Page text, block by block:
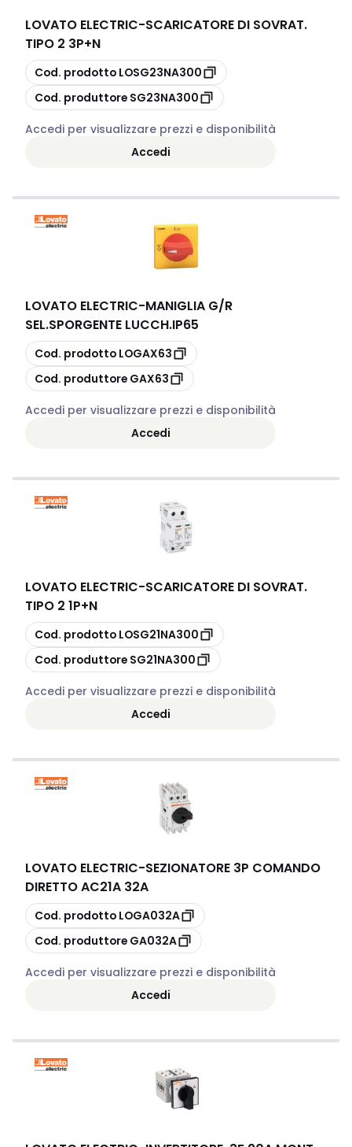
LOVATO ELECTRIC-SCARICATORE DI SOVRAT.
TIPO 2 3P+N
copia
Cod. prodotto LOSG23NA300
copia
Cod. produttore SG23NA300
Accedi per visualizzare prezzi e disponibilità
Accedi
LOVATO ELECTRIC-MANIGLIA G/R
SEL.SPORGENTE LUCCH.IP65
copia
Cod. prodotto LOGAX63
copia
Cod. produttore GAX63
Accedi per visualizzare prezzi e disponibilità
Accedi
LOVATO ELECTRIC-SCARICATORE DI SOVRAT.
TIPO 2 1P+N
copia
Cod. prodotto LOSG21NA300
copia
Cod. produttore SG21NA300
Accedi per visualizzare prezzi e disponibilità
Accedi
LOVATO ELECTRIC-SEZIONATORE 3P COMANDO
DIRETTO AC21A 32A
copia
Cod. prodotto LOGA032A
copia
Cod. produttore GA032A
Accedi per visualizzare prezzi e disponibilità
Accedi